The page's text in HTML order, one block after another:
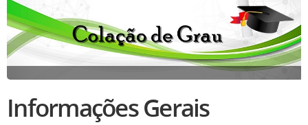
Informações Gerais